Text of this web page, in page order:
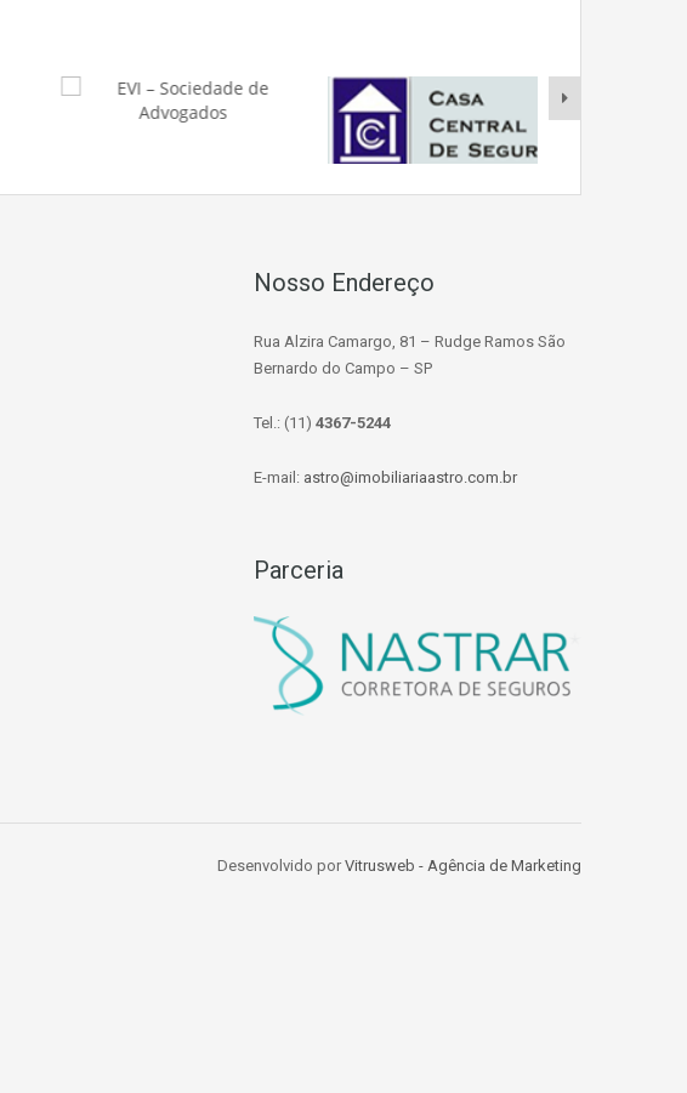
Nosso Endereço
Rua Alzira Camargo, 81 – Rudge Ramos São
Bernardo do Campo – SP
Tel.: (11) 4367-5244
E-mail: astro@imobiliariaastro.com.br
Parceria
Desenvolvido por Vitrusweb - Agência de Marketing